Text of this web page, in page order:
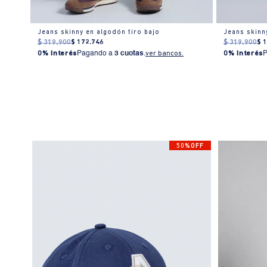
Jeans skinny en algodón tiro bajo
$ 319.900$ 172.746
0% Interés Pagando a3 cuotas.ver bancos.
Jeans
$ 319.900$
0% Interés
50%OFF